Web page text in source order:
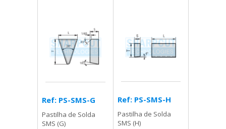
Ref: PS-SMS-G
Pastilha de Solda
SMS (G)
Ref: PS-SMS-H
Pastilha de Solda
SMS (H)